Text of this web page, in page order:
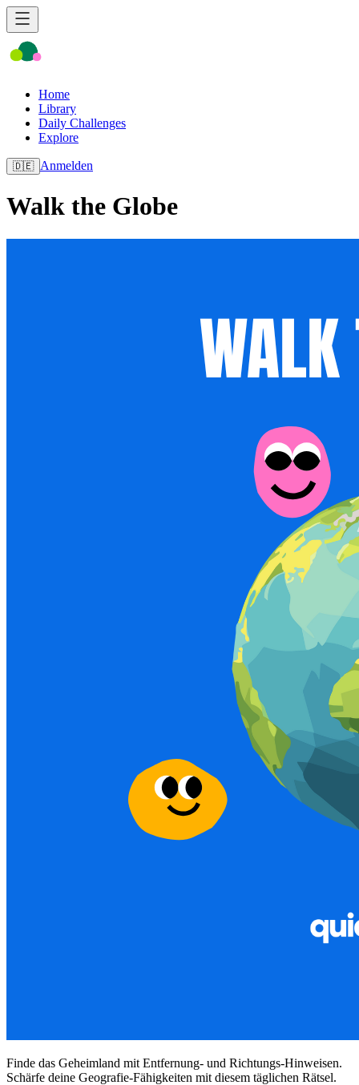
Home
Library
Daily Challenges
Explore
🇩🇪 Anmelden
Walk the Globe
Finde das Geheimland mit Entfernung- und Richtungs-Hinweisen.
Schärfe deine Geografie-Fähigkeiten mit diesem täglichen Rätsel.